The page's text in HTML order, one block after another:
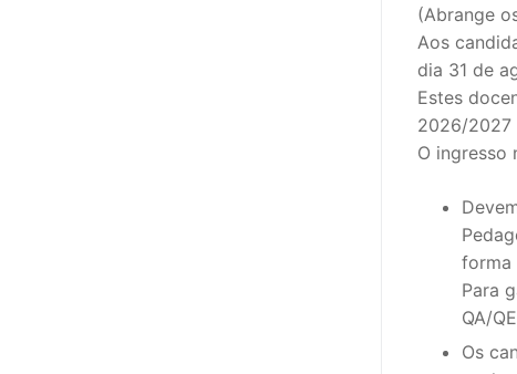
(Abrange
Aos
dia 31 de
Estes
2026/2027
O ingresso
forma
Para
QA/
Os